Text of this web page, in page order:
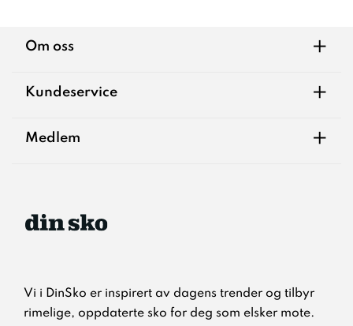
Om oss +
Kundeservice +
Medlem +
Vi i DinSko er inspirert av dagens trender og tilbyr
rimelige, oppdaterte sko for deg som elsker mote.